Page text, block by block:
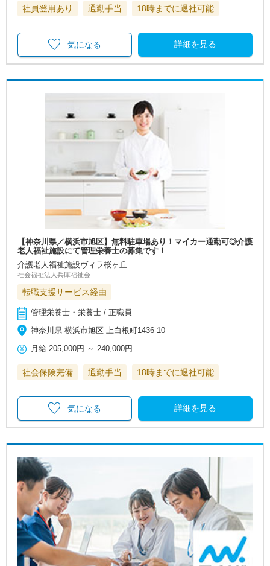
社員登用あり 通勤手当 18時までに退社可能
詳細を見る
気になる
【神奈川県／横浜市旭区】無料駐車場あり！マイカー通勤可◎介護
老人福祉施設にて管理栄養士の募集です！
介護老人福祉施設ヴィラ桜ヶ丘
社会福祉法人兵庫福祉会
転職支援サービス経由
管理栄養士・栄養士 / 正職員
神奈川県 横浜市旭区 上白根町1436-10
月給 205,000円 ～240,000円
社会保険完備 通勤手当 18時までに退社可能
詳細を見る
気になる